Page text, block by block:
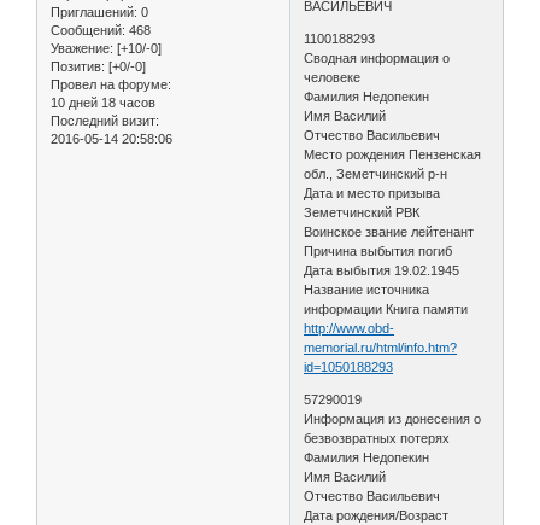
Приглашений: 0
Сообщений: 468
Уважение: [+10/-0]
Позитив: [+0/-0]
Провел на форуме:
10 дней 18 часов
Последний визит:
2016-05-14 20:58:06
ВАСИЛЬЕВИЧ
1100188293
Сводная информация о
человеке
Фамилия Недопекин
Имя Василий
Отчество Васильевич
Место рождения Пензенская
обл., Земетчинский р-н
Дата и место призыва
Земетчинский РВК
Воинское звание лейтенант
Причина выбытия погиб
Дата выбытия 19.02.1945
Название источника
информации Книга памяти
http://www.obd-
memorial.ru/html/info.htm?
id=1050188293
57290019
Информация из донесения о
безвозвратных потерях
Фамилия Недопекин
Имя Василий
Отчество Васильевич
Дата рождения/Возраст